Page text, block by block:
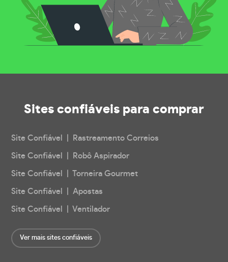
Sites confiáveis para comprar
Site Confiável | Rastreamento Correios
Site Confiável | Robô Aspirador
Site Confiável | Torneira Gourmet
Site Confiável | Apostas
Site Confiável | Ventilador
Ver mais sites confiáveis